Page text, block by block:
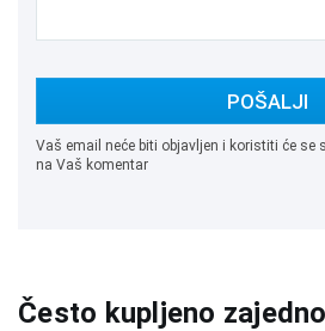
POŠALJI
Vaš email neće biti objavljen i koristiti će se
na Vaš komentar
Često kupljeno zajedno